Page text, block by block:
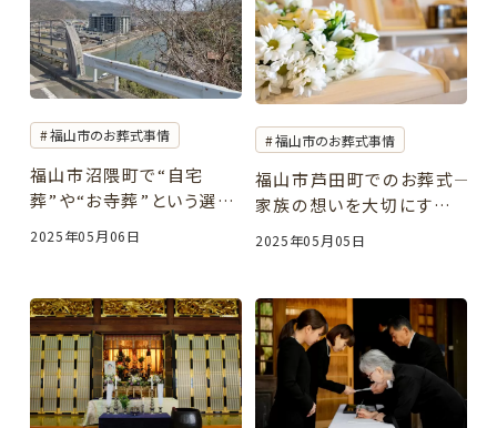
福山市のお葬式事情
福山市沼隈町で“自宅
葬”や“お寺葬”という選択
──静かな町で、やさしい
2025年05月06日
福山市のお葬式事情
福山市芦田町でのお葬式――
家族の想いを大切にするお
別れのかたち
2025年05月05日